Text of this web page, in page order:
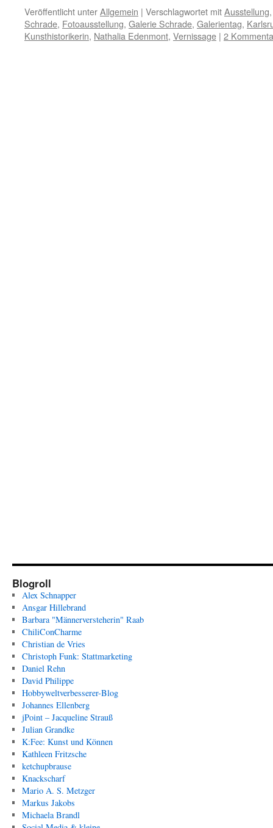
Veröffentlicht unterAllgemein | Verschlagwortet mitAusstellung
Schrade, Fotoausstellung, Galerie Schrade, Galerientag,
Kunsthistorikerin, Nathalia Edenmont, Vernissage | 2
Blogroll
Alex Schnapper
Ansgar Hillebrand
Barbara "Männerversteherin" Raab
ChiliConCharme
Christian de Vries
Christoph Funk: Stattmarketing
Daniel Rehn
David Philippe
Hobbyweltverbesserer-Blog
Johannes Ellenberg
jPoint – Jacqueline Strauß
Julian Grandke
K:Fee: Kunst und Können
Kathleen Fritzsche
ketchupbrause
Knackscharf
Mario A. S. Metzger
Markus Jakobs
Michaela Brandl